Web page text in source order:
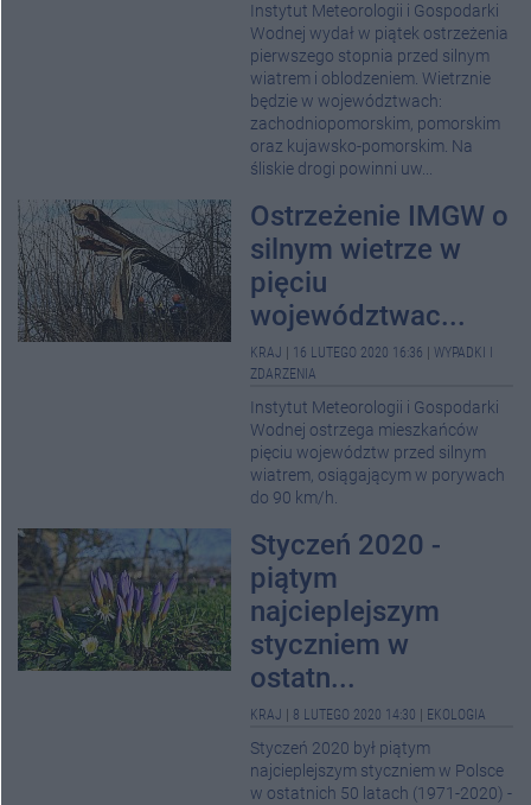
Instytut Meteorologii i Gospodarki
Wodnej wydał w piątek ostrzeżenia
pierwszego stopnia przed silnym
wiatrem i oblodzeniem. Wietrznie
będzie w województwach:
zachodniopomorskim, pomorskim
oraz kujawsko-pomorskim. Na
śliskie drogi powinni uw...
Ostrzeżenie IMGW o
silnym wietrze w
pięciu
województwac...
KRAJ 16 LUTEGO 2020 16:36
WYPADKI I
ZDARZENIA
Instytut Meteorologii i Gospodarki
Wodnej ostrzega mieszkańców
pięciu województw przed silnym
wiatrem, osiągającym w porywach
do 90 km/h.
Styczeń 2020 -
piątym
najcieplejszym
styczniem w
ostatn...
KRAJ 8 LUTEGO 2020 14:30 EKOLOGIA
Styczeń 2020 był piątym
najcieplejszym styczniem w Polsce
w ostatnich 50 latach (1971-2020) -